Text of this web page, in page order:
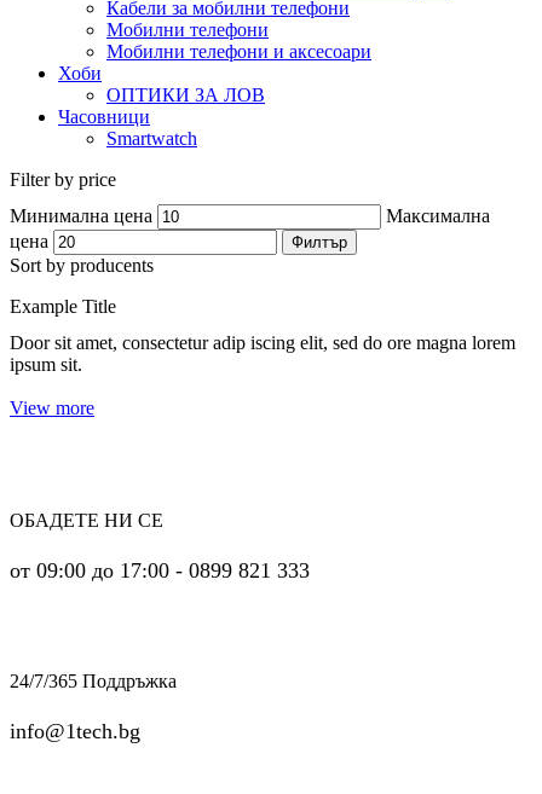
Кабели за мобилни телефони
Мобилни телефони
Мобилни телефони и аксесоари
Хоби
ОПТИКИ ЗА ЛОВ
Часовници
Smartwatch
Filter by price
Минимална цена
Максимална
цена
Филтър
Sort by producents
Example Title
Door sit amet, consectetur adip iscing elit, sed do ore magna lorem
ipsum sit.
View more
ОБАДЕТЕ НИ СЕ
от 09:00 до 17:00 - 0899 821 333
24/7/365 Поддръжка
info@1tech.bg